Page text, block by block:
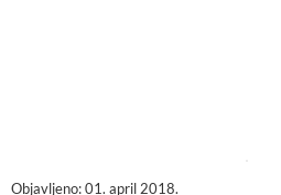
Objavljeno:01. april 2018.